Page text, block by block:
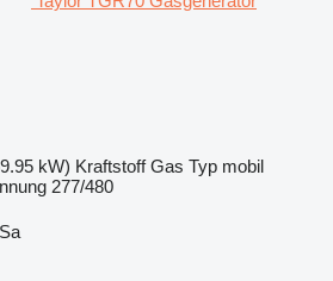
kW) Kraftstoff Gas Typ mobil
277/480